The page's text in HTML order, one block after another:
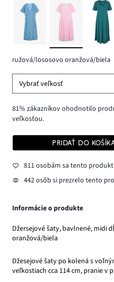
ružová/lososovo oranžová/biela
Vybrať veľkosť
81% zákazníkov ohodnotilo
veľkosťou.
PRIDAŤ DO
811 osobám sa tento
442 osôb si prezrelo tento
Informácie o produkte
Džersejové šaty, bavlnené, midi
oranžová/biela
Džesejové šaty po kolená s
veľkostiach cca 114 cm, pranie v